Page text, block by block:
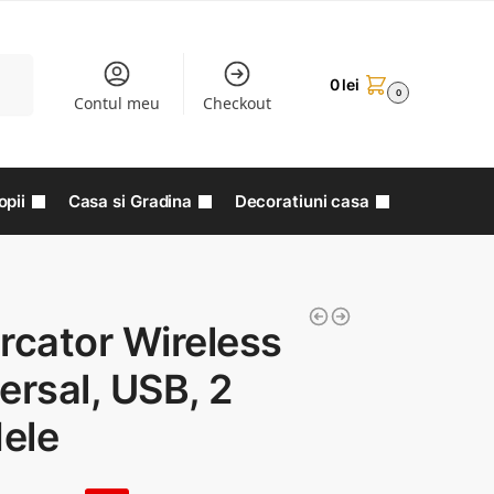
Contul meu Checkout
0lei 0
Casa si Gradina Decoratiuni casa
Wireless
USB, 2